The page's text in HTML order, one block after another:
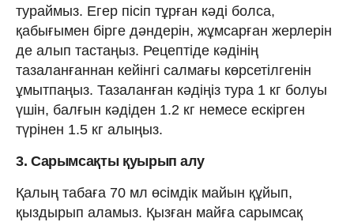
тураймыз. Егер пісіп тұрған кәді болса,
қабығымен бірге дәндерін, жұмсарған жерлерін
де алып тастаңыз. Рецептіде кәдінің
тазаланғаннан кейінгі салмағы көрсетілгенін
ұмытпаңыз. Тазаланған кәдіңіз тура 1 кг болуы
үшін, балғын кәдіден 1.2 кг немесе ескірген
түрінен 1.5 кг алыңыз.
3. Сарымсақты қуырып алу
Қалың табаға 70 мл өсімдік майын құйып,
қыздырып аламыз. Қызған майға сарымсақ